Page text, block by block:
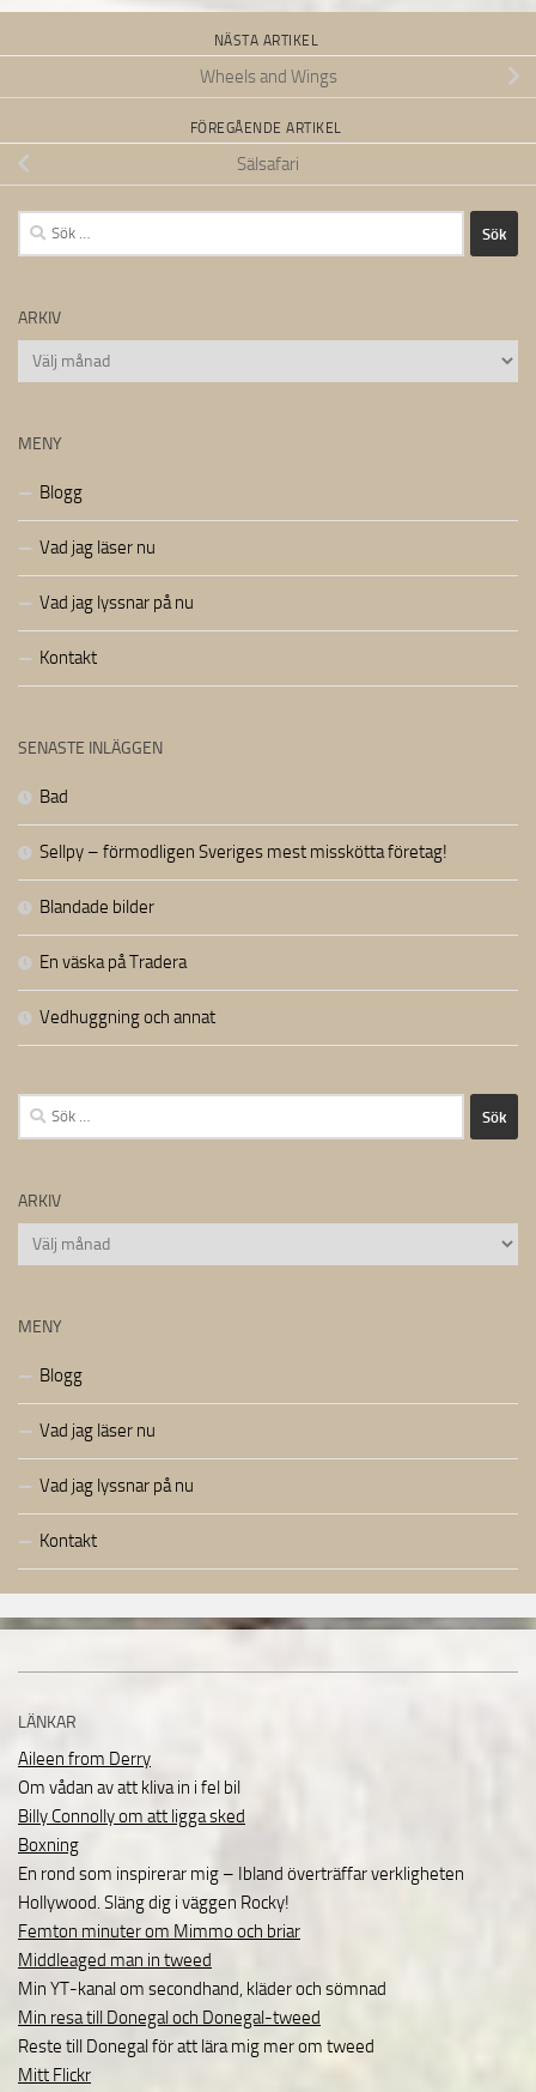
NÄSTA ARTIKEL
Wheels and Wings
FÖREGÅENDE ARTIKEL
Sälsafari
Sök
efter:
ARKIV
Arkiv
MENY
Blogg
Vad jag läser nu
Vad jag lyssnar på nu
Kontakt
SENASTE INLÄGGEN
Bad
Sellpy – förmodligen Sveriges mest misskötta företag!
Blandade bilder
En väska på Tradera
Vedhuggning och annat
Sök
efter:
ARKIV
Arkiv
MENY
Blogg
Vad jag läser nu
Vad jag lyssnar på nu
Kontakt
LÄNKAR
Aileen from Derry
Om vådan av att kliva in i fel bil
Billy Connolly om att ligga sked
Boxning
En rond som inspirerar mig – Ibland överträffar verkligheten
Hollywood. Släng dig i väggen Rocky!
Femton minuter om Mimmo och briar
Middleaged man in tweed
Min YT-kanal om secondhand, kläder och sömnad
Min resa till Donegal och Donegal-tweed
Reste till Donegal för att lära mig mer om tweed
Mitt Flickr